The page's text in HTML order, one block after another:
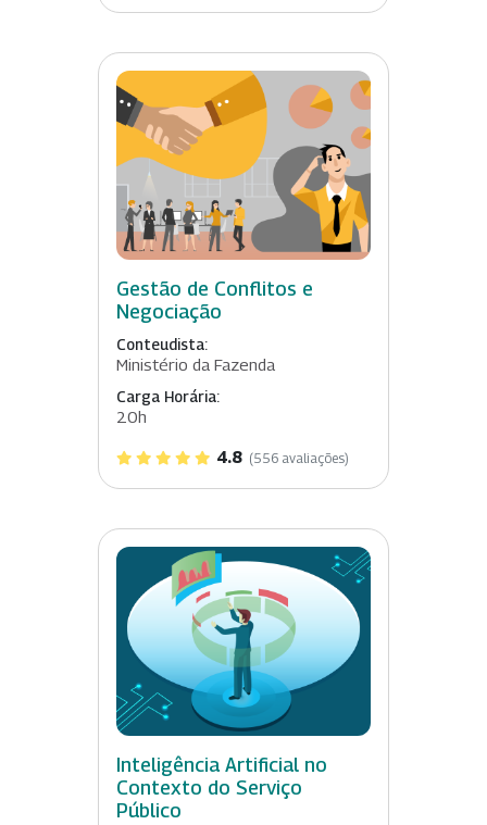
Gestão de Conflitos e
Negociação
Conteudista:
Ministério da Fazenda
Carga Horária:
20h
4.8 (556 avaliações)
Inteligência Artificial no
Contexto do Serviço
Público